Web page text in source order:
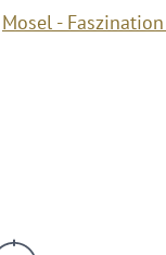
Mosel -